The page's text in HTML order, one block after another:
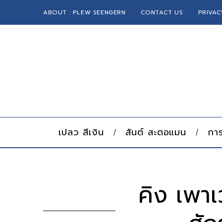
ABOUT : PLEW SEENGERN CONTACT US
เปลว สีเงิน สันต์ สะตอแมน กา
คิง เพา